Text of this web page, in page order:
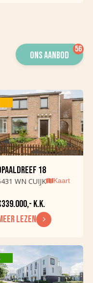
parkeren
steen
ONS AANBOD
18
WN CUIJK Kaart
K.K.
LEZEN